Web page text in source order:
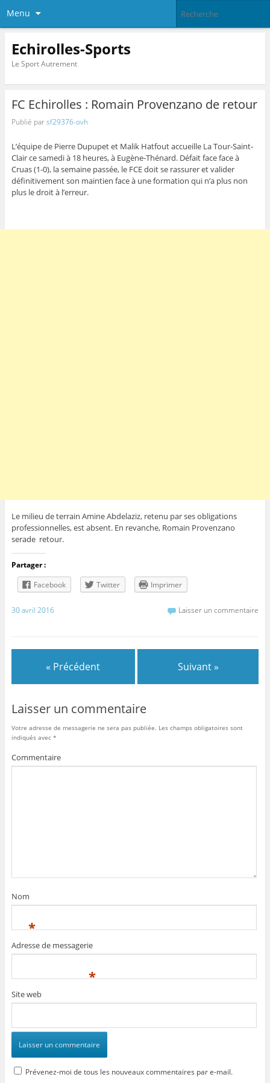
Menu
Echirolles-Sports
Le Sport Autrement
FC Echirolles : Romain Provenzano de retour
Publié parsf29376-ovh
L’équipe de Pierre Dupupet et Malik Hatfout accueille La Tour-Saint-
Clair ce samedi à 18 heures, à Eugène-Thénard. Défait face face à
Cruas (1-0), la semaine passée, le FCE doit se rassurer et valider
définitivement son maintien face à une formation qui n’a plus non
plus le droit à l’erreur.
Le milieu de terrain Amine Abdelaziz, retenu par ses obligations
professionnelles, est absent. En revanche, Romain Provenzano
serade retour.
Partager :
Facebook
Twitter Imprimer
30 avril 2016 Laisser un commentaire
« Précédent Suivant »
Laisser un commentaire
Votre adresse de messagerie ne sera pas publiée. Les champs obligatoires sont
indiqués avec *
Commentaire
Nom
*
Adresse de messagerie
*
Site web
Prévenez-moi de tous les nouveaux commentaires par e-mail.